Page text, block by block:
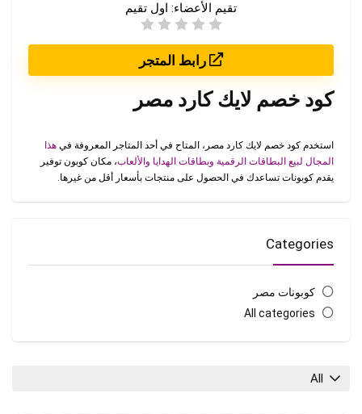
تقيم الأعضاء: اول تقيم
رابط المتجر
كود خصم لايك كارد مصر
استخدم كود خصم لايك كارد مصر، المتاح في أحد المتاجر المعروفة في هذا
المجال لبيع البطاقات الرقمية وبطاقات الهدايا والألعاب، مكان كوبون توفير
يقدم كوبونات تساعدك في الحصول على منتجات بأسعار أقل من غيرها.
Categories
كوبونات مصر
All categories
All